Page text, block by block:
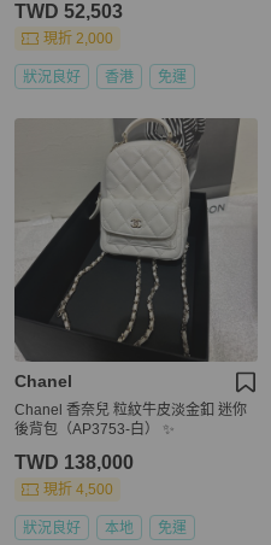
TWD 52,503
現折 2,000
狀況良好 香港 免運
Chanel
Chanel 香奈兒 粒紋牛皮淡金釦 迷你
後背包（AP3753-白） ✨
TWD 138,000
現折 4,500
狀況良好 本地 免運